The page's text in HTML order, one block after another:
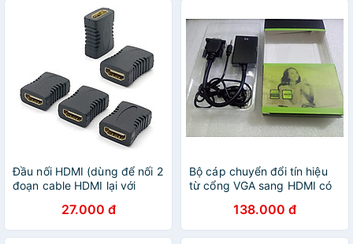
Đầu nối HDMI (dùng để nối 2
đoạn cable HDMI lại với
27.000 đ
Bộ cáp chuyển đổi tín hiệu
từ cổng VGA sang HDMI có
Micro USB - Hàng chính
hãng
138.000 đ